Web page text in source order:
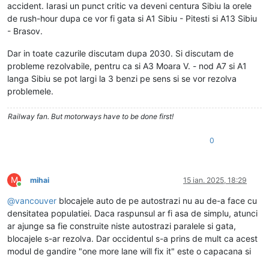
accident. Iarasi un punct critic va deveni centura Sibiu la orele
de rush-hour dupa ce vor fi gata si A1 Sibiu - Pitesti si A13 Sibiu
- Brasov.
Dar in toate cazurile discutam dupa 2030. Si discutam de
probleme rezolvabile, pentru ca si A3 Moara V. - nod A7 si A1
langa Sibiu se pot largi la 3 benzi pe sens si se vor rezolva
problemele.
Railway fan. But motorways have to be done first!
0
M
Conectat
mihai 15 ian. 2025, 18:29
@vancouver blocajele auto de pe autostrazi nu au de-a face cu
densitatea populatiei. Daca raspunsul ar fi asa de simplu, atunci
ar ajunge sa fie construite niste autostrazi paralele si gata,
blocajele s-ar rezolva. Dar occidentul s-a prins de mult ca acest
modul de gandire "one more lane will fix it" este o capacana si